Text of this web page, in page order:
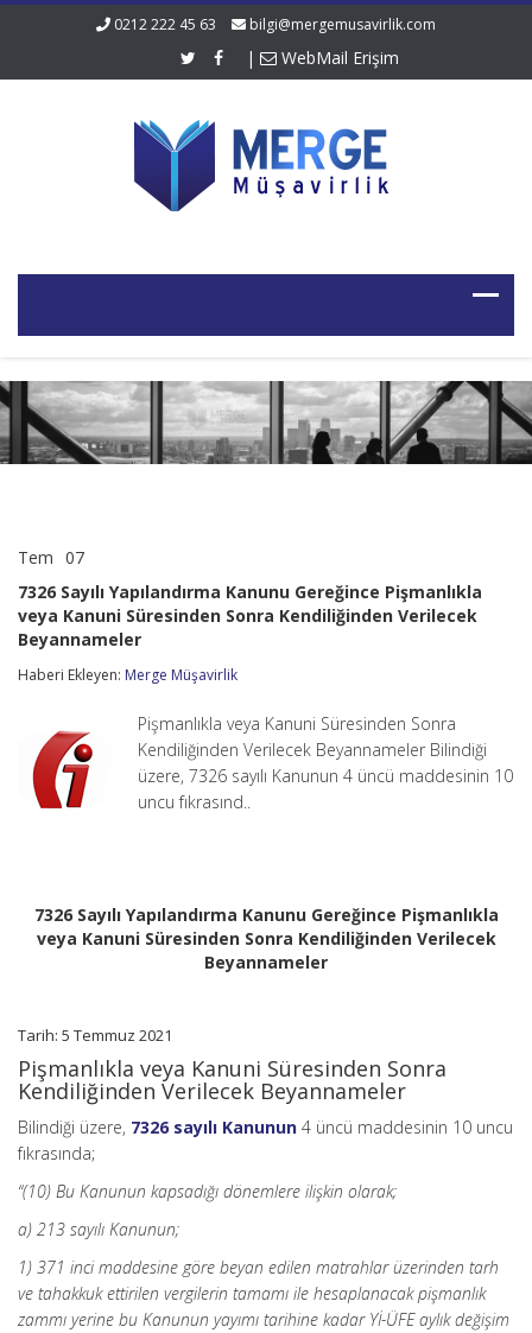
0212 222 45 63 bilgi@mergemusavirlik.com
| WebMail Erişim
Tem 07
Yapılandırma
Kanunu
Gereğince
veya
Süresinden
Sonra
Kendiliğinden
Verilecek
Beyannameler
7326 Sayılı Yapılandırma Kanunu Gereğince Pişmanlıkla
veya Kanuni Süresinden Sonra Kendiliğinden Verilecek
Beyannameler
Haberi Ekleyen: Merge Müşavirlik
Pişmanlıkla veya Kanuni Süresinden Sonra
Kendiliğinden Verilecek Beyannameler Bilindiği
üzere, 7326 sayılı Kanunun 4 üncü maddesinin 10
uncu fıkrasınd..
7326 Sayılı Yapılandırma Kanunu Gereğince Pişmanlıkla
veya Kanuni Süresinden Sonra Kendiliğinden Verilecek
Beyannameler
Tarih: 5 Temmuz 2021
Pişmanlıkla veya Kanuni Süresinden Sonra
Kendiliğinden Verilecek Beyannameler
Bilindiği üzere, 7326 sayılı Kanunun 4 üncü maddesinin 10 uncu
fıkrasında;
“(10) Bu Kanunun kapsadığı dönemlere ilişkin olarak;
a) 213 sayılı Kanunun;
1) 371 inci maddesine göre beyan edilen matrahlar üzerinden tarh
ve tahakkuk ettirilen vergilerin tamamı ile hesaplanacak pişmanlık
zammı yerine bu Kanunun yayımı tarihine kadar Yİ-ÜFE aylık değişim